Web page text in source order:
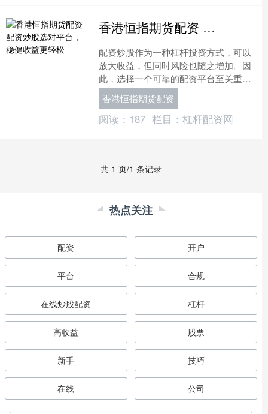
香港恒指期货配资 配资炒股选对平台，稳健收益更轻松
配资炒股作为一种杠杆投资方式，可以
放大收益，但同时风险也随之增加。因
此，选择一个可靠的配资平台至关重
要。 温岭股票配资拥有专业的团队，严
格遵守监管规定，确保资金....
香港恒指期货配资
阅读： 187 栏目： 杠杆配资网
共 1 页/1 条记录
热点关注
配资 开户
平台 合规
在线炒股配资 杠杆
高收益 股票
新手 技巧
在线 公司